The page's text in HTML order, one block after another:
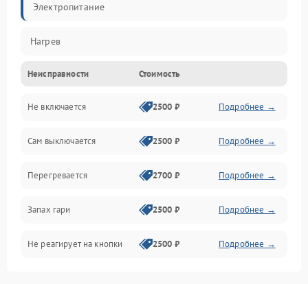
Электропитание
Нагрев
Неисправности Стоимость
Не включается 2500 ₽ Подробнее →
Сам выключается 2500 ₽ Подробнее →
Перегревается 2700 ₽ Подробнее →
Запах гари 2500 ₽ Подробнее →
Не реагирует на кнопки 2500 ₽ Подробнее →